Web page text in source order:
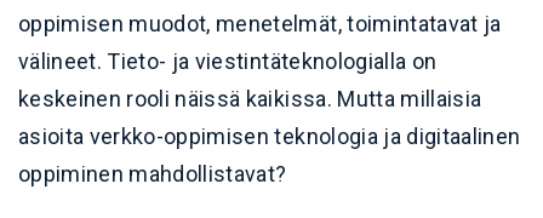
oppimisen muodot, menetelmät, toimintatavat ja
välineet. Tieto- ja viestintäteknologialla on
keskeinen rooli näissä kaikissa. Mutta millaisia
asioita verkko-oppimisen teknologia ja digitaalinen
oppiminen mahdollistavat?